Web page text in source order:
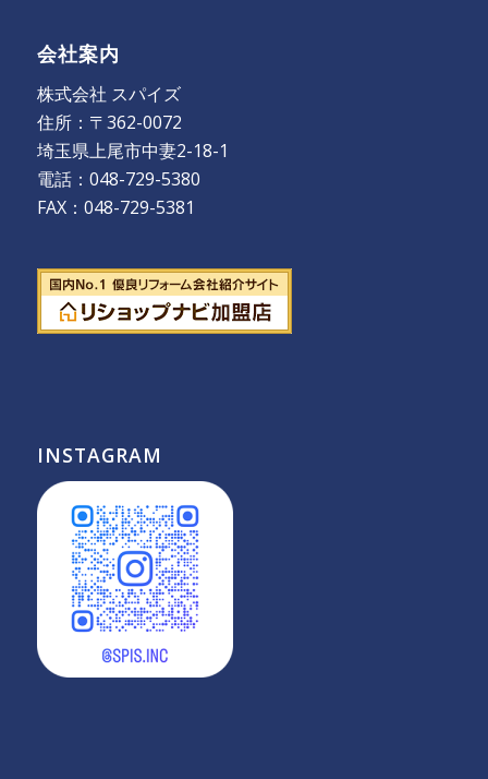
会社案内
株式会社 スパイズ
住所：〒362-0072
埼玉県上尾市中妻2-18-1
電話：048-729-5380
FAX：048-729-5381
INSTAGRAM